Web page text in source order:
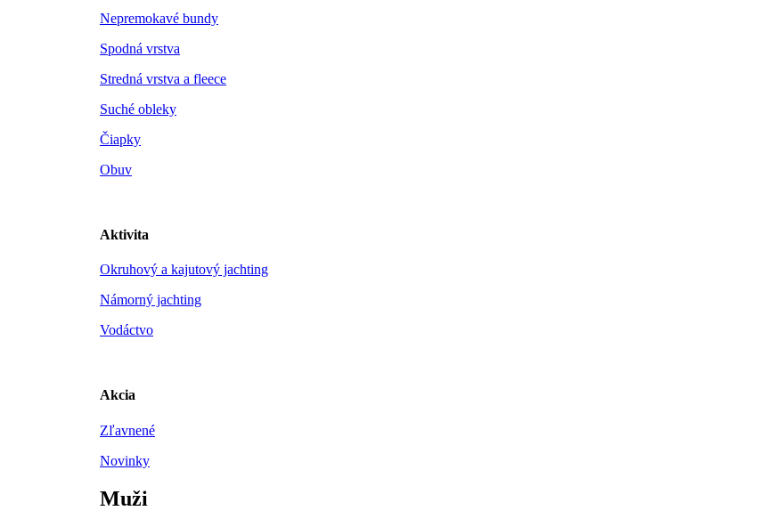
Nepremokavé bundy
Spodná vrstva
Stredná vrstva a fleece
Suché obleky
Čiapky
Obuv
Aktivita
Okruhový a kajutový jachting
Námorný jachting
Vodáctvo
Akcia
Zľavnené
Novinky
Muži